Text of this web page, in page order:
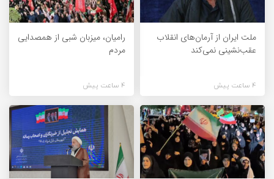
ملت ایران از آرمان‌های انقلاب
عقب‌نشینی نمی‌کند
4 ساعت پیش
رامیان، میزبان شبی از همصدایی
مردم
4 ساعت پیش